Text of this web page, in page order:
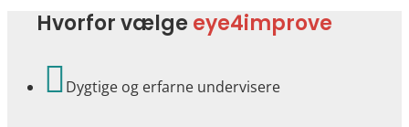
Hvorfor vælge eye4improve
Dygtige og erfarne undervisere